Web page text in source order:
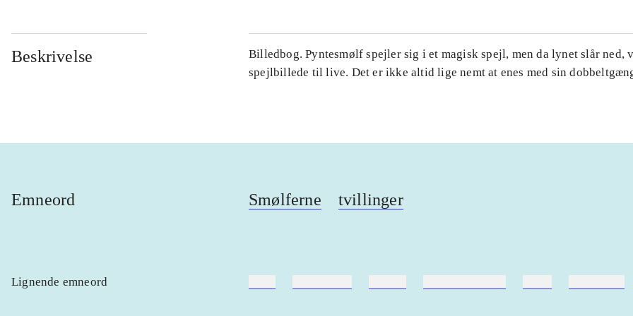
Beskrivelse
Billedbog. Pyntesmølf spejler sig i et magisk spejl, men da lynet slår ned,
spejlbillede til live. Det er ikke altid lige nemt at enes med sin
Emneord Smølferne tvillinger
Lignende emneord